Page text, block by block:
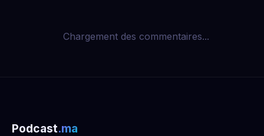
Chargement des commentaires...
Podcast.ma